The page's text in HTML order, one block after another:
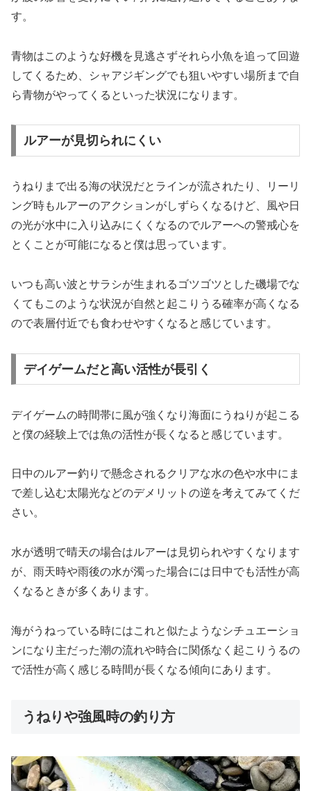
す。
青物はこのような好機を見逃さずそれら小魚を追って回遊
してくるため、シャアジギングでも狙いやすい場所まで自
ら青物がやってくるといった状況になります。
ルアーが見切られにくい
うねりまで出る海の状況だとラインが流されたり、リーリ
ング時もルアーのアクションがしずらくなるけど、風や日
の光が水中に入り込みにくくなるのでルアーへの警戒心を
とくことが可能になると僕は思っています。
いつも高い波とサラシが生まれるゴツゴツとした磯場でな
くてもこのような状況が自然と起こりうる確率が高くなる
ので表層付近でも食わせやすくなると感じています。
デイゲームだと高い活性が長引く
デイゲームの時間帯に風が強くなり海面にうねりが起こる
と僕の経験上では魚の活性が長くなると感じています。
日中のルアー釣りで懸念されるクリアな水の色や水中にま
で差し込む太陽光などのデメリットの逆を考えてみてくだ
さい。
水が透明で晴天の場合はルアーは見切られやすくなります
が、雨天時や雨後の水が濁った場合には日中でも活性が高
くなるときが多くあります。
海がうねっている時にはこれと似たようなシチュエーショ
ンになり主だった潮の流れや時合に関係なく起こりうるの
で活性が高く感じる時間が長くなる傾向にあります。
うねりや強風時の釣り方